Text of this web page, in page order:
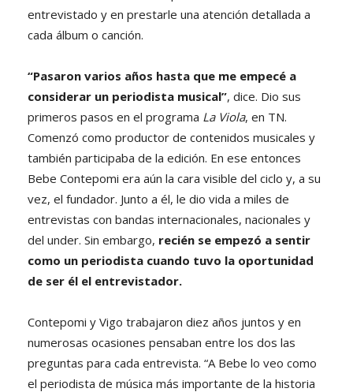
entrevistado y en prestarle una atención detallada a
cada álbum o canción.
“Pasaron varios años hasta que me empecé a
considerar un periodista musical”, dice. Dio sus
primeros pasos en el programa La Viola, en TN.
Comenzó como productor de contenidos musicales y
también participaba de la edición. En ese entonces
Bebe Contepomi era aún la cara visible del ciclo y, a su
vez, el fundador. Junto a él, le dio vida a miles de
entrevistas con bandas internacionales, nacionales y
del under. Sin embargo, recién se empezó a sentir
como un periodista cuando tuvo la oportunidad
de ser él el entrevistador.
Contepomi y Vigo trabajaron diez años juntos y en
numerosas ocasiones pensaban entre los dos las
preguntas para cada entrevista. “A Bebe lo veo como
el periodista de música más importante de la historia